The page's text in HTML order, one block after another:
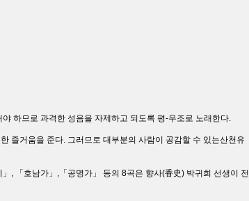
하므로 과격한 성음을 자제하고 되도록 평-우조로 노래한다.
즐거움을 준다. 그러므로 대부분의 사람이 공감할 수 있는산천유
, 「호남가」,「공명가」 등의 8곡은 향사(香史) 박귀희 선생이 전